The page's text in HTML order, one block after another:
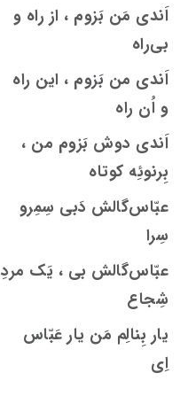
اَندی مَن بَزوم ، از راه و
بی‌راه
اَندی من بَزوم ، این راه
و اُن راه
اَندی دوش بَزوم من ،
بِرنوئِه کوتاه
عبّاس‌گالش دَبی سِمِرو
سِرا
عبّاس‌گالش بی ، یَک مردِ
شِجاع
یار بِنالِم مَن یار عَبّاس
اِی